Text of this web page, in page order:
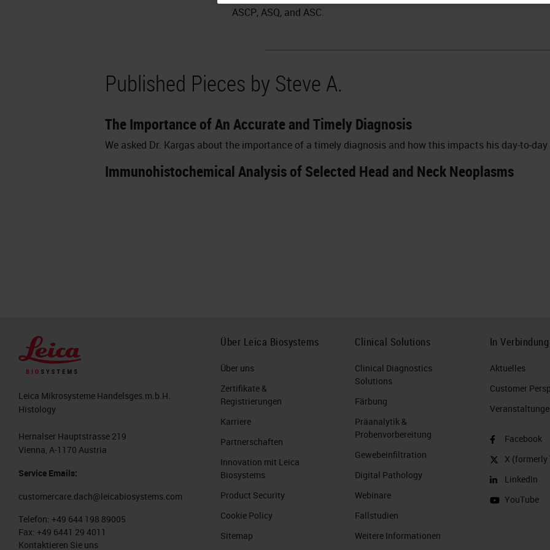
ASCP, ASQ, and ASC.
Published Pieces by Steve A.
The Importance of An Accurate and Timely Diagnosis
We asked Dr. Kargas about the importance of a timely diagnosis and how this impacts his day-to-day
Immunohistochemical Analysis of Selected Head and Neck Neoplasms
Leica Mikrosysteme Handelsges.m.b.H.
Histology
Hernalser Hauptstrasse 219
Vienna, A-1170 Austria
Service Emails:
customercare.dach@leicabiosystems.com
Telefon: +49 644 198 89005
Fax: +49 6441 29 4011
Kontaktieren Sie uns
Über Leica Biosystems
Über uns
Zertifikate &
Registrierungen
Karriere
Partnerschaften
Innovation mit Leica
Biosystems
Product Security
Cookie Policy
Sitemap
Clinical Solutions
Clinical Diagnostics
Solutions
Färbung
Präanalytik &
Probenvorbereitung
Gewebeinfiltration
Digital Pathology
Webinare
Fallstudien
Weitere Informationen
In
Aktuelles
Customer
Facebook
X
LinkedIn
YouTube